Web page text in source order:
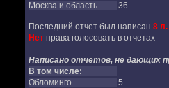
Москва и область
36
Последний отчет был написан 8 л.
Нетправа голосовать в отчетах
Написано отчетов, не дающих
В том числе:
Обломинго
5